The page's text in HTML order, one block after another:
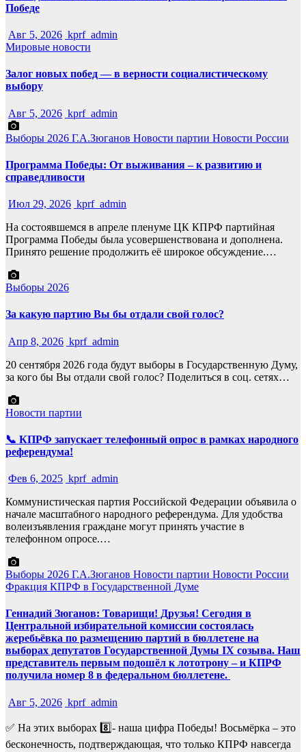
Победе
Авг 5, 2026 kprf_admin
Мировые новости
Залог новых побед — в верности социалистическому
выбору
Авг 5, 2026 kprf_admin
Выборы 2026 Г.А.Зюганов Новости партии Новости России
Программа Победы: От выживания – к развитию и
справедливости
Июл 29, 2026 kprf_admin
На состоявшемся в апреле пленуме ЦК КПРФ партийная
Программа Победы была усовершенствована и дополнена.
Принято решение продолжить её широкое обсуждение.…
Выборы 2026
За какую партию Вы бы отдали свой голос?
Апр 8, 2026 kprf_admin
20 сентября 2026 года будут выборы в Государственную Думу,
за кого бы Вы отдали свой голос? Поделиться в соц. сетях…
Новости партии
📞 КПРФ запускает телефонный опрос в рамках народного
референдума!
Фев 6, 2025 kprf_admin
Коммунистическая партия Российской Федерации объявила о
начале масштабного народного референдума. Для удобства
волеизъявления граждане могут принять участие в
телефонном опросе.…
Выборы 2026 Г.А.Зюганов Новости партии Новости России
Фракция КПРФ в Государственной Думе
Геннадий Зюганов: Товарищи! Друзья! Сегодня в
Центральной избирательной комиссии состоялась
жеребьёвка по размещению партий в бюллетене на
выборах депутатов Государственной Думы IX созыва. Наш
представитель первым подошёл к лототрону – и КПРФ
получила номер 8 в федеральном бюллетене.
Авг 5, 2026 kprf_admin
✅ На этих выборах 8️⃣- наша цифра Победы! Восьмёрка – это
бесконечность, подтверждающая, что только КПРФ навсегда